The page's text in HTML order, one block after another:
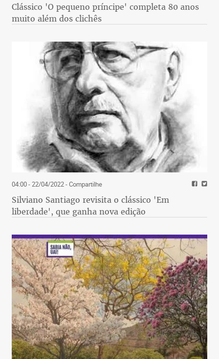
Clássico 'O pequeno príncipe' completa 80 anos
muito além dos clichês
04:00 - 22/04/2022- Compartilhe
Silviano Santiago revisita o clássico 'Em
liberdade', que ganha nova edição